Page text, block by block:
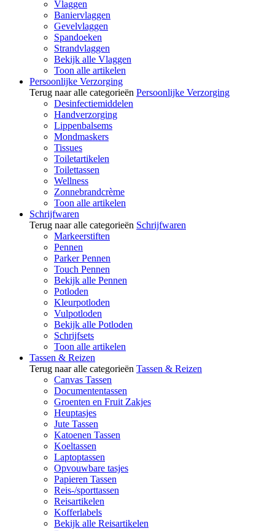
Vlaggen
Baniervlaggen
Gevelvlaggen
Spandoeken
Strandvlaggen
Bekijk alle Vlaggen
Toon alle artikelen
Persoonlijke Verzorging
Terug naar alle categorieën Persoonlijke Verzorging
Desinfectiemiddelen
Handverzorging
Lippenbalsems
Mondmaskers
Tissues
Toiletartikelen
Toilettassen
Wellness
Zonnebrandcrème
Toon alle artikelen
Schrijfwaren
Terug naar alle categorieën Schrijfwaren
Markeerstiften
Pennen
Parker Pennen
Touch Pennen
Bekijk alle Pennen
Potloden
Kleurpotloden
Vulpotloden
Bekijk alle Potloden
Schrijfsets
Toon alle artikelen
Tassen & Reizen
Terug naar alle categorieën Tassen & Reizen
Canvas Tassen
Documententassen
Groenten en Fruit Zakjes
Heuptasjes
Jute Tassen
Katoenen Tassen
Koeltassen
Laptoptassen
Opvouwbare tasjes
Papieren Tassen
Reis-/sporttassen
Reisartikelen
Kofferlabels
Bekijk alle Reisartikelen